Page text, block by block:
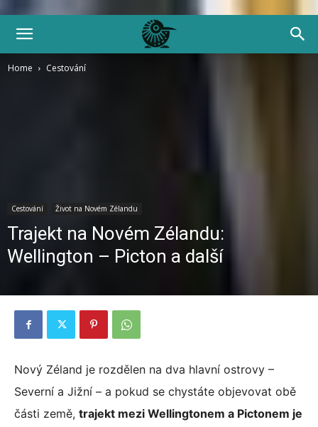
Home Cestování
Cestování Život na Novém Zélandu
Trajekt na Novém Zélandu:
Wellington – Picton a další
Nový Zéland je rozdělen na dva hlavní ostrovy –
Severní a Jižní – a pokud se chystáte objevovat obě
části země, trajekt mezi Wellingtonem a Pictonem je